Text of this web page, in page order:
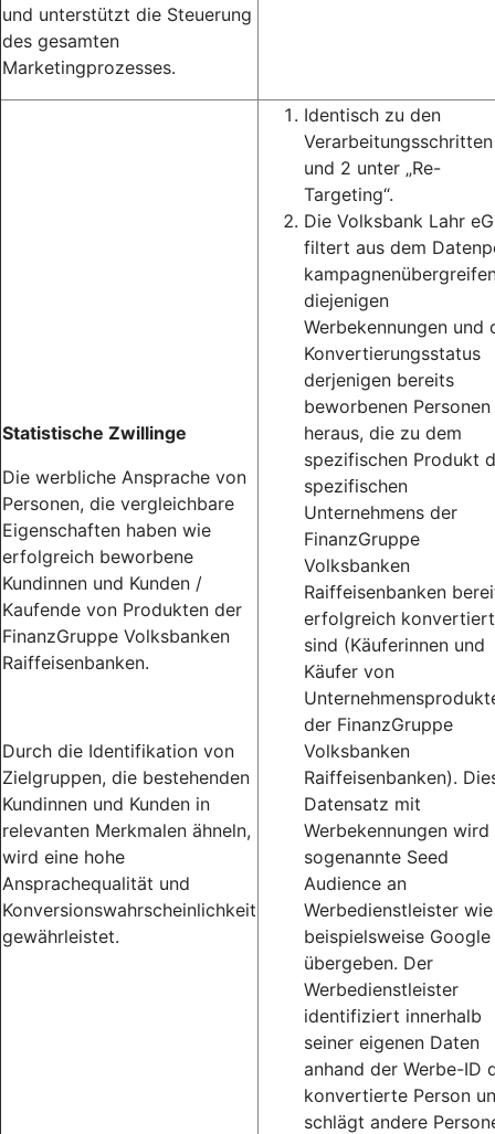
und unterstützt die Steuerung
des gesamten
Marketingprozesses.
Statistische Zwillinge
Die werbliche Ansprache von
Personen, die vergleichbare
Eigenschaften haben wie
erfolgreich beworbene
Kundinnen und Kunden /
Kaufende von Produkten der
FinanzGruppe Volksbanken
Raiffeisenbanken.
Durch die Identifikation von
Zielgruppen, die bestehenden
Kundinnen und Kunden in
relevanten Merkmalen ähneln,
wird eine hohe
Ansprachequalität und
Konversionswahrscheinlichkeit
gewährleistet.
Identisch zu den
Verarbeitungsschritten
und 2 unter „Re-
Targeting“.
Die Volksbank Lahr eG
filtert aus dem
diejenigen
Werbekennungen und
Konvertierungsstatus
derjenigen bereits
beworbenen Personen
heraus, die zu dem
spezifischen Produkt
spezifischen
Unternehmens der
FinanzGruppe
Volksbanken
Raiffeisenbanken
erfolgreich konvertiert
sind (Käuferinnen und
Käufer von
der FinanzGruppe
Volksbanken
Raiffeisenbanken).
Datensatz mit
Werbekennungen wird
sogenannte Seed
Audience an
Werbedienstleister wie
beispielsweise Google
übergeben. Der
Werbedienstleister
identifiziert innerhalb
seiner eigenen Daten
anhand der Werbe-ID
konvertierte Person
schlägt andere